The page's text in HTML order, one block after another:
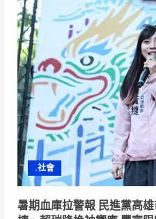
.社會
暑期血庫拉警報 民進黨高